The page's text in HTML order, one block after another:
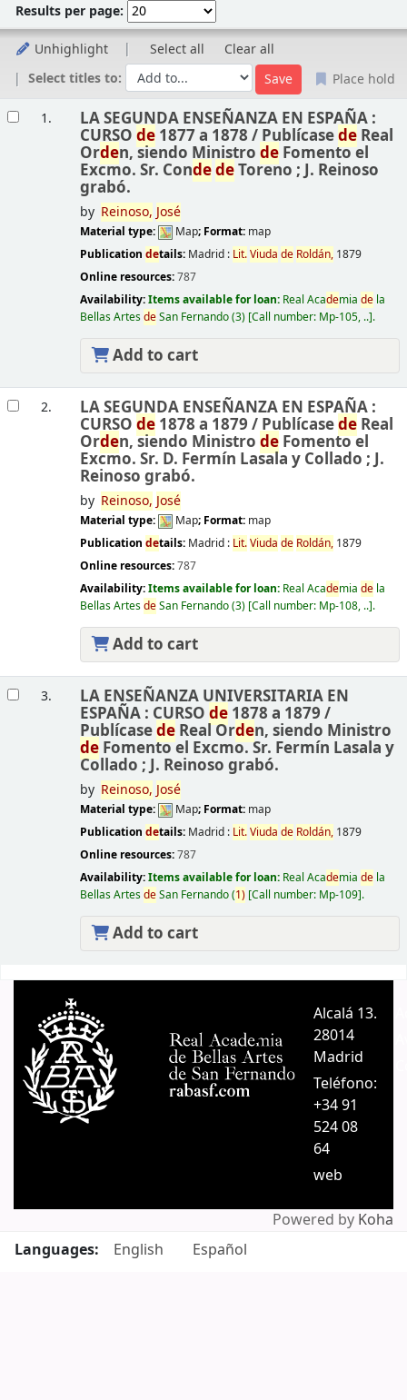
Results per page:
Unhighlight Select all
Clear all
Select titles to:
Place hold
1. LA SEGUNDA ENSEÑANZA EN ESPAÑA :
CURSO de1877 a 1878 / PublícasedeReal
Orden, siendo Ministro deFomento el
Excmo. Sr. CondedeToreno ; J. Reinoso
grabó.
by Reinoso, José
Material type: Map; Format: map
Publication details: Madrid : Lit.Viuda de Roldán, 1879
Online resources:787
Availability:Items available for loan: Real Academia dela
Bellas ArtesdeSan Fernando(3) Call number: Mp-105, .. .
Add to cart
2. LA SEGUNDA ENSEÑANZA EN ESPAÑA :
CURSO de1878 a 1879 / PublícasedeReal
Orden, siendo Ministro deFomento el
Excmo. Sr. D. Fermín Lasala y Collado ; J.
Reinoso grabó.
by Reinoso, José
Material type: Map; Format: map
Publication details: Madrid : Lit.Viuda de Roldán, 1879
Online resources:787
Availability:Items available for loan: Real Academia dela
Bellas ArtesdeSan Fernando(3) Call number: Mp-108, .. .
Add to cart
3. LA ENSEÑANZA UNIVERSITARIA EN
ESPAÑA : CURSO de1878 a 1879 /
PublícasedeReal Orden, siendo Ministro
deFomento el Excmo. Sr. Fermín Lasala y
Collado ; J. Reinoso grabó.
by Reinoso, José
Material type: Map; Format: map
Publication details: Madrid : Lit.Viuda de Roldán, 1879
Online resources:787
Availability:Items available for loan: Real Academia dela
Bellas ArtesdeSan Fernando(1) Call number: Mp-109 .
Add to cart
Alcalá 13.
28014
Madrid
Teléfono:
+34 91
524 08
64
web
Powered by Koha
Languages:
English Español